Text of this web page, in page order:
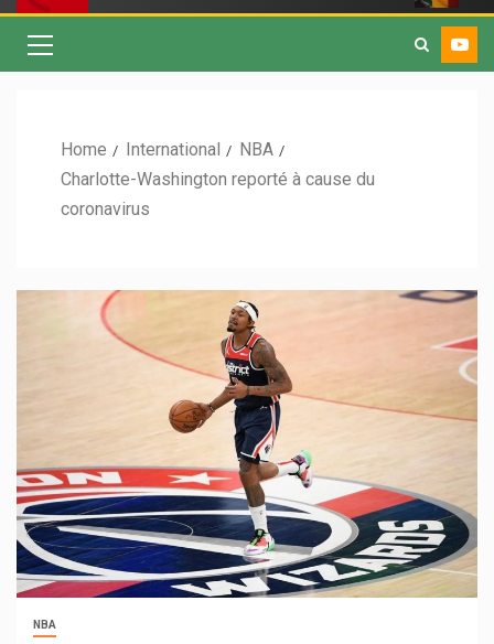
Home International
NBA
Charlotte-Washington reporté à cause du
coronavirus
NBA